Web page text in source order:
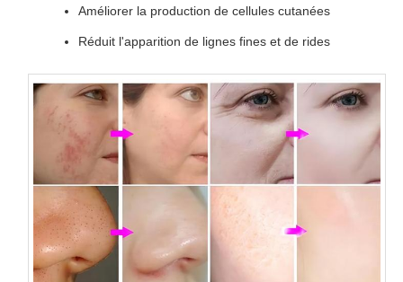
Améliorer la production de cellules cutanées
Réduit l'apparition de lignes fines et de rides